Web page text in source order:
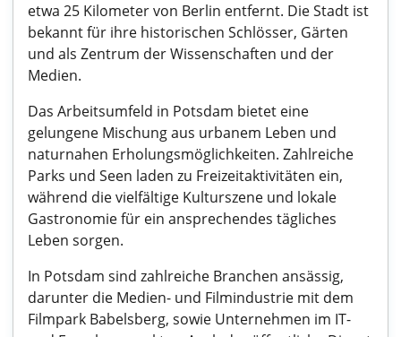
etwa 25 Kilometer von Berlin entfernt. Die Stadt ist
bekannt für ihre historischen Schlösser, Gärten
und als Zentrum der Wissenschaften und der
Medien.
Das Arbeitsumfeld in Potsdam bietet eine
gelungene Mischung aus urbanem Leben und
naturnahen Erholungsmöglichkeiten. Zahlreiche
Parks und Seen laden zu Freizeitaktivitäten ein,
während die vielfältige Kulturszene und lokale
Gastronomie für ein ansprechendes tägliches
Leben sorgen.
In Potsdam sind zahlreiche Branchen ansässig,
darunter die Medien- und Filmindustrie mit dem
Filmpark Babelsberg, sowie Unternehmen im IT-